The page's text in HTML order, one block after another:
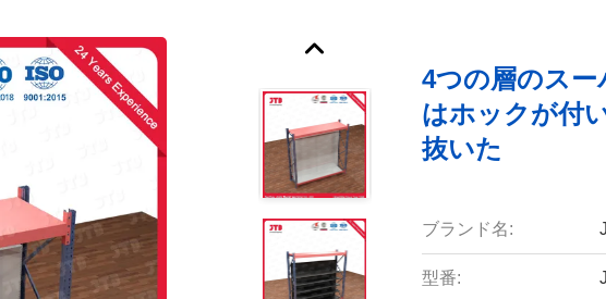
4つの層のスー
はホックが付
抜いた
ブランド名:
型番: